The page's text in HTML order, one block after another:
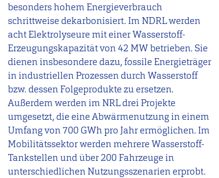
besonders hohem Energieverbrauch
schrittweise dekarbonisiert. Im NDRL werden
acht Elektrolyseure mit einer Wasserstoff-
Erzeugungskapazität von 42 MW betrieben. Sie
dienen insbesondere dazu, fossile Energieträger
in industriellen Prozessen durch Wasserstoff
bzw. dessen Folgeprodukte zu ersetzen.
Außerdem werden im NRL drei Projekte
umgesetzt, die eine Abwärmenutzung in einem
Umfang von 700 GWh pro Jahr ermöglichen. Im
Mobilitätssektor werden mehrere Wasserstoff-
Tankstellen und über 200 Fahrzeuge in
unterschiedlichen Nutzungsszenarien erprobt.